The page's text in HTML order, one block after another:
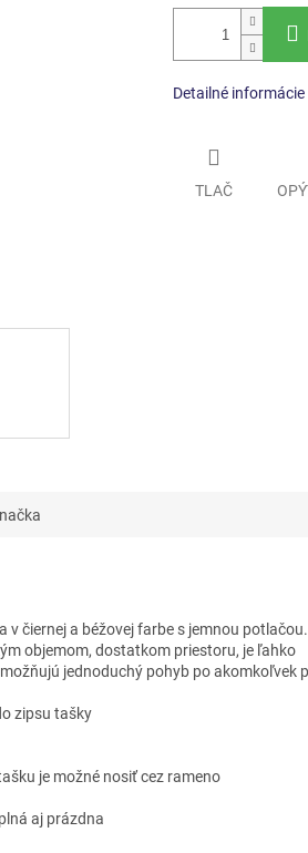
Detailné informácie
TLAČ
čiernej a béžovej farbe s jemnou
objemom, dostatkom priestoru, je ľahko
jednoduchý pohyb po akomkoľvek
zipsu tašky
je možné nosiť cez rameno
aj prázdna